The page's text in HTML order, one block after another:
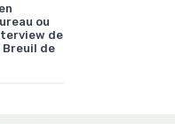
ou
de
de